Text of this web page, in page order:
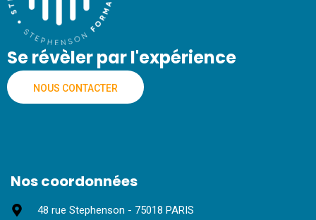
Se révèler par l'expérience
NOUS CONTACTER
Nos coordonnées
48 rue Stephenson - 75018 PARIS